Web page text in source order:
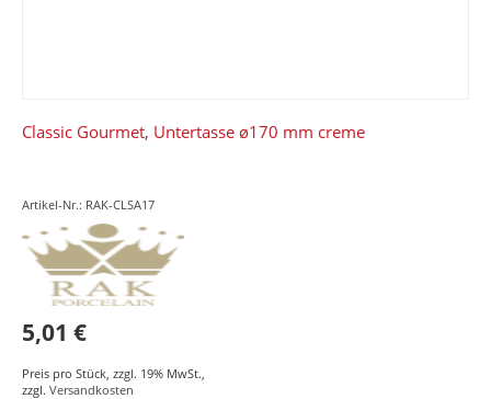
Classic Gourmet, Untertasse ø170 mm creme
Artikel-Nr.: RAK-CLSA17
5,01 €
Preis pro Stück zzgl. 19% MwSt.
zzgl. Versandkosten